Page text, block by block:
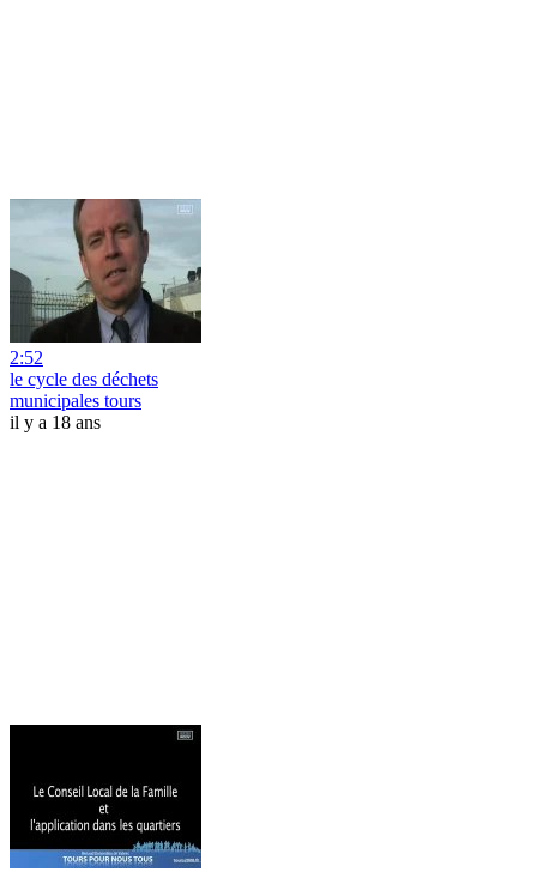
2:52
le cycle des déchets
municipales tours
il y a 18 ans